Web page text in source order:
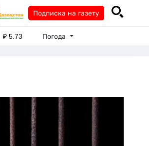
Подписка на газету
₽5.73 Погода